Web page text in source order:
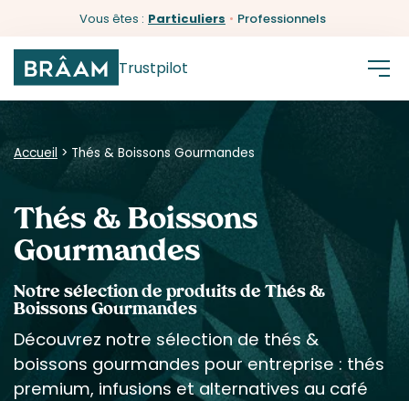
Vous êtes : Particuliers • Professionnels
Trustpilot
Accueil > Thés & Boissons Gourmandes
Thés & Boissons
Gourmandes
Notre sélection de produits de Thés &
Boissons Gourmandes
Découvrez notre sélection de thés &
boissons gourmandes pour entreprise : thés
premium, infusions et alternatives au café